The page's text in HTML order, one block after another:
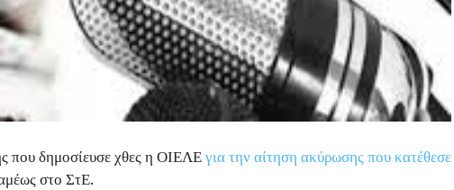
που δημοσίευσε χθες η ΟΙΕΛΕγια την αίτηση ακύρωσης που κατέθεσε
στο ΣτΕ.